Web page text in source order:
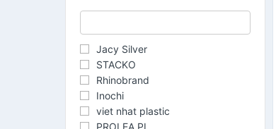
Jacy Silver
STACKO
Rhinobrand
Inochi
viet nhat plastic
PROLEA PL